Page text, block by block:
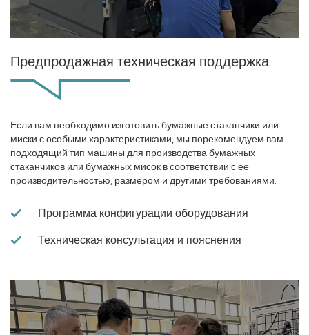
Предпродажная техническая поддержка
Если вам необходимо изготовить бумажные стаканчики или
миски с особыми характеристиками, мы порекомендуем вам
подходящий тип машины для производства бумажных
стаканчиков или бумажных мисок в соответствии с ее
производительностью, размером и другими требованиями.
Программа конфигурации оборудования
Техническая консультация и пояснения